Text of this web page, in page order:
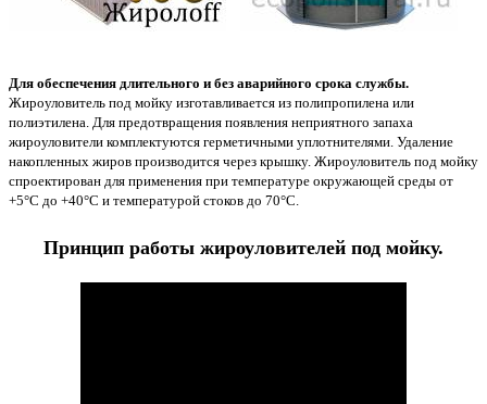
Для обеспечения длительного и без аварийного срока службы.
Жироуловитель под мойку изготавливается из полипропилена или
полиэтилена. Для предотвращения появления неприятного запаха
жироуловители комплектуются герметичными уплотнителями. Удаление
накопленных жиров производится через крышку. Жироуловитель под мойку
спроектирован для применения при температуре окружающей среды от
+5°С до +40°С и температурой стоков до 70°С.
Принцип работы жироуловителей под мойку.